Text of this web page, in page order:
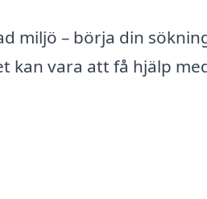
miljö – börja din
kan vara att få hjälp